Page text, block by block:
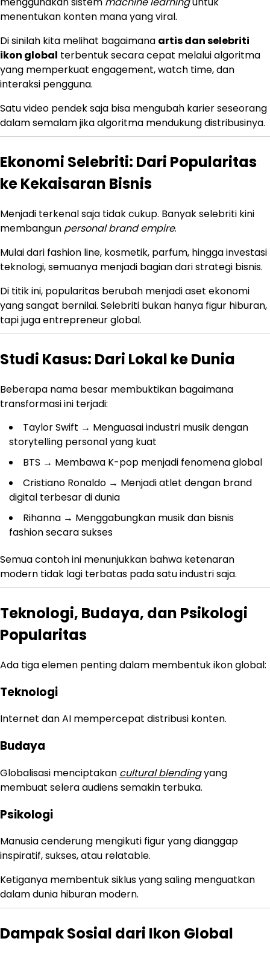
menentukan konten mana yang viral.
Di sinilah kita melihat bagaimana artis dan selebriti
ikon global terbentuk secara cepat melalui algoritma
yang memperkuat engagement, watch time, dan
interaksi pengguna.
Satu video pendek saja bisa mengubah karier seseorang
dalam semalam jika algoritma mendukung distribusinya.
Ekonomi Selebriti: Dari Popularitas
ke Kekaisaran Bisnis
Menjadi terkenal saja tidak cukup. Banyak selebriti kini
membangun personal brand empire.
Mulai dari fashion line, kosmetik, parfum, hingga investasi
teknologi, semuanya menjadi bagian dari strategi bisnis.
Di titik ini, popularitas berubah menjadi aset ekonomi
yang sangat bernilai. Selebriti bukan hanya figur hiburan,
tapi juga entrepreneur global.
Studi Kasus: Dari Lokal ke Dunia
Beberapa nama besar membuktikan bagaimana
transformasi ini terjadi:
Taylor Swift → Menguasai industri musik dengan
storytelling personal yang kuat
BTS → Membawa K-pop menjadi fenomena global
Cristiano Ronaldo → Menjadi atlet dengan brand
digital terbesar di dunia
Rihanna → Menggabungkan musik dan bisnis
fashion secara sukses
Semua contoh ini menunjukkan bahwa ketenaran
modern tidak lagi terbatas pada satu industri saja.
Teknologi, Budaya, dan Psikologi
Popularitas
Ada tiga elemen penting dalam membentuk ikon global:
Teknologi
Internet dan AI mempercepat distribusi konten.
Budaya
Globalisasi menciptakan cultural blendingyang
membuat selera audiens semakin terbuka.
Psikologi
Manusia cenderung mengikuti figur yang dianggap
inspiratif, sukses, atau relatable.
Ketiganya membentuk siklus yang saling menguatkan
dalam dunia hiburan modern.
Dampak Sosial dari Ikon Global